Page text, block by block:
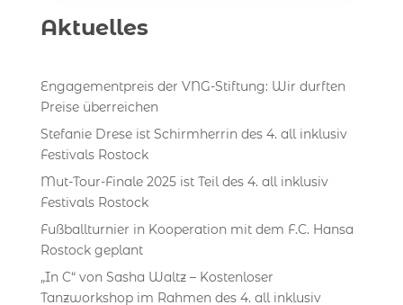
Aktuelles
Engagementpreis der VNG-Stiftung: Wir durften
Preise überreichen
Stefanie Drese ist Schirmherrin des 4. all inklusiv
Festivals Rostock
Mut-Tour-Finale 2025 ist Teil des 4. all inklusiv
Festivals Rostock
Fußballturnier in Kooperation mit dem F.C. Hansa
Rostock geplant
„In C“ von Sasha Waltz – Kostenloser
Tanzworkshop im Rahmen des 4. all inklusiv